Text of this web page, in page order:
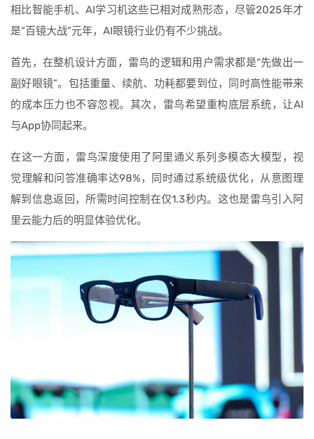
相比智能手机、AI学习机这些已相对成熟形态，尽管2025年才
是“百镜大战”元年，AI眼镜行业仍有不少挑战。
首先，在整机设计方面，雷鸟的逻辑和用户需求都是“先做出一
副好眼镜”。包括重量、续航、功耗都要到位，同时高性能带来
的成本压力也不容忽视。其次，雷鸟希望重构底层系统，让AI
与App协同起来。
在这一方面，雷鸟深度使用了阿里通义系列多模态大模型，视
觉理解和问答准确率达98%，同时通过系统级优化，从意图理
解到信息返回，所需时间控制在仅1.3秒内。这也是雷鸟引入阿
里云能力后的明显体验优化。